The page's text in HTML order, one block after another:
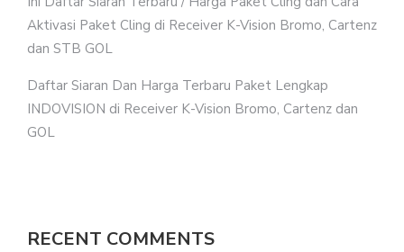
Aktivasi Paket Cling di Receiver K-Vision Bromo, Cartenz
dan STB GOL
Daftar Siaran Dan Harga Terbaru Paket Lengkap
INDOVISION di Receiver K-Vision Bromo, Cartenz dan
GOL
RECENT COMMENTS